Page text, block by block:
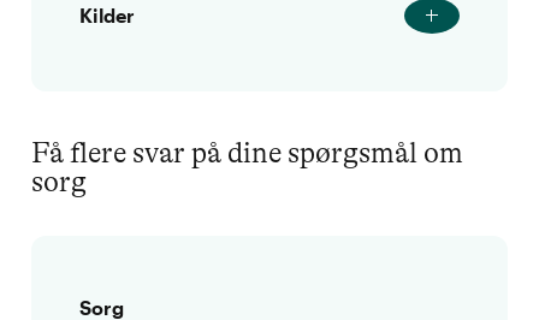
Kilder
Få flere svar på dine spørgsmål om
sorg
Sorg